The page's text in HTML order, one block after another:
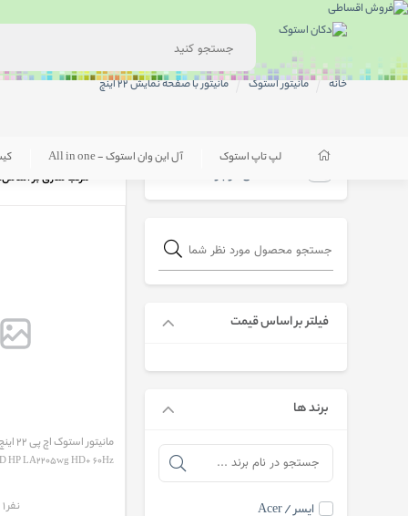
لپ تاپ استوک آل این وان استوک - All in one
خانه مانیتور استوک مانیتور با صفحه نمایش 22 اینچ
مرتب سازی بر اساس:
مانیتور استوک اچ پی 22 اینچ LC...
HP LA2205wg HD+ 60Hz
1 نفر
فقط کالاهای موجود
فیلتر بر اساس قیمت
برند ها
ایسر / Acer